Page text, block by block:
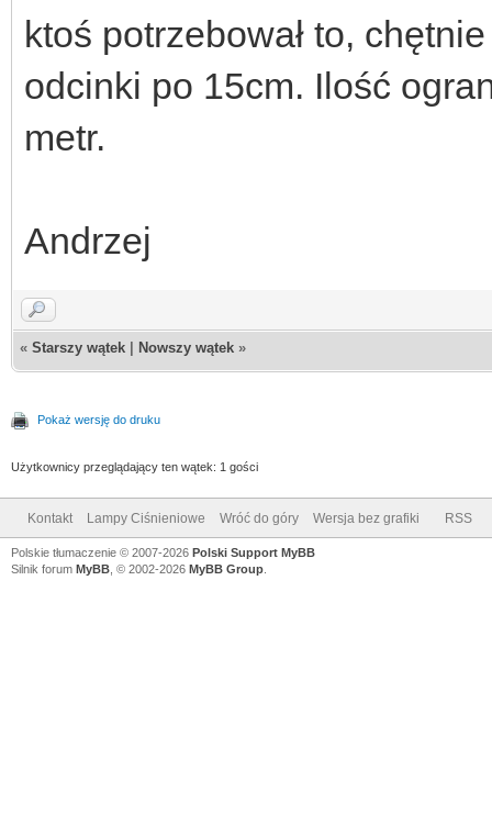
ktoś potrzebował to,
odcinki po 15cm. Ilość
metr.
Andrzej
« Starszy wątek Nowszy wątek »
Pokaż wersję do druku
Użytkownicy przeglądający ten wątek: 1 gości
Kontakt Lampy Ciśnieniowe Wróć do góry Wersja bez grafiki RSS
Polskie tłumaczenie © 2007-2026 Polski Support MyBB
Silnik forum MyBB , © 2002-2026 MyBB Group